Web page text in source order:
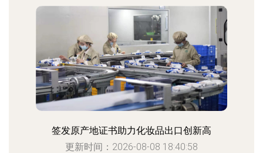
签发原产地证书助力化妆品出口创新高
更新时间：2026-08-08 18:40:58